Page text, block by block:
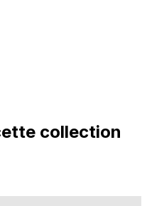
collection